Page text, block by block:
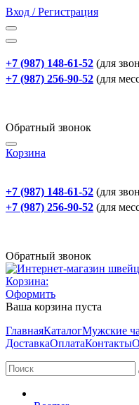
Вход / Регистрация
+7 (987) 148-61-52 (для
+7 (987) 256-90-52 (для
Обратный звонок
Корзина
+7 (987) 148-61-52 (для
+7 (987) 256-90-52 (для
Обратный звонок
Корзина:
Оформить
Ваша корзина пуста
ГлавнаяКаталогМужские
ДоставкаОплатаКонтакты